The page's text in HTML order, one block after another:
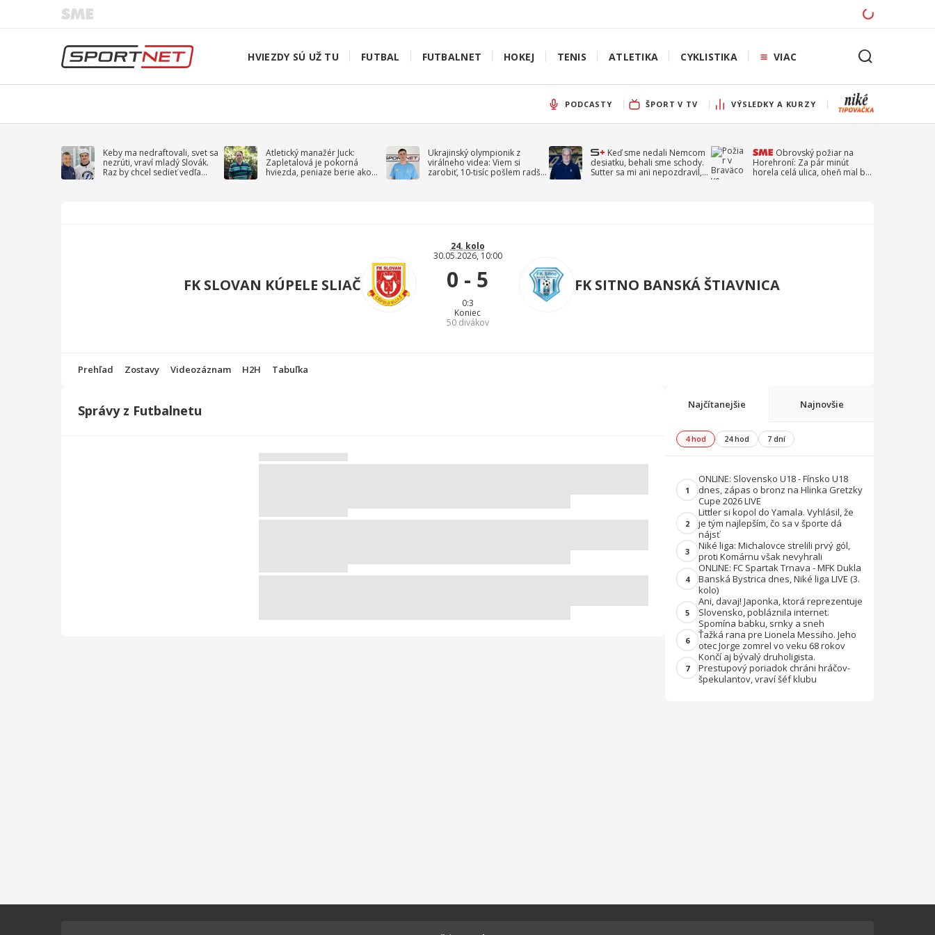
HVIEZDY SÚ UŽ TU FUTBAL FUTBALNET HOKEJ TENIS ATLETIKA CYKLISTIKA VIAC
PODCASTY ŠPORT V TV VÝSLEDKY A KURZY
Keby ma nedraftovali, svet sa
nezrúti, vraví mladý Slovák.
Raz by chcel sedieť vedľa
Atletický manažér Juck:
Zapletalová je pokorná
hviezda, peniaze berie ako
Ukrajinský olympionik z
virálneho videa: Viem si
zarobiť, 10-tisíc pošlem radšej
Keď sme nedali Nemcom
desiatku, behali sme schody.
Sutter sa mi ani nepozdravil,
Obrovský požiar na
Horehroní: Za pár minút
horela celá ulica, oheň mal byť
FK SLOVAN KÚPELE SLIAČ
24. kolo
30.05.2026, 10:00
0 - 5
0:3
Koniec
50divákov
FK SITNO BANSKÁ ŠTIAVNICA
Prehľad Zostavy Videozáznam H2H Tabuľka
Správy z Futbalnetu Najčítanejšie Najnovšie
4 hod 24 hod 7 dní
1
ONLINE: Slovensko U18 - Fínsko U18
dnes, zápas o bronz na Hlinka Gretzky
Cupe 2026 LIVE
2
Littler si kopol do Yamala. Vyhlásil, že
je tým najlepším, čo sa v športe dá
nájsť
3
Niké liga: Michalovce strelili prvý gól,
proti Komárnu však nevyhrali
4
ONLINE: FC Spartak Trnava - MFK Dukla
Banská Bystrica dnes, Niké liga LIVE (3.
kolo)
5
Ani, davaj! Japonka, ktorá reprezentuje
Slovensko, pobláznila internet.
Spomína babku, srnky a sneh
6
Ťažká rana pre Lionela Messiho. Jeho
otec Jorge zomrel vo veku 68 rokov
7
Končí aj bývalý druholigista.
Prestupový poriadok chráni hráčov-
špekulantov, vraví šéf klubu